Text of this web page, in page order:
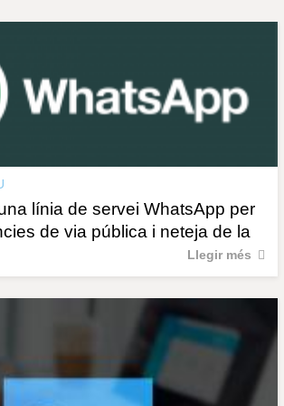
c
l
línia de servei WhatsApp per
de via pública i neteja de la
Llegir més